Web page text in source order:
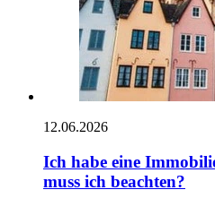
12.06.2026
Ich habe eine
muss ich beachten?